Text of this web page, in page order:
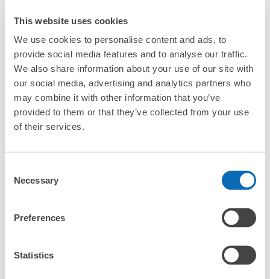
This website uses cookies
We use cookies to personalise content and ads, to
provide social media features and to analyse our traffic.
We also share information about your use of our site with
our social media, advertising and analytics partners who
may combine it with other information that you’ve
provided to them or that they’ve collected from your use
of their services.
Selection
Necessary
Preferences
Statistics
エクボクロークを使って荷物を預けよう